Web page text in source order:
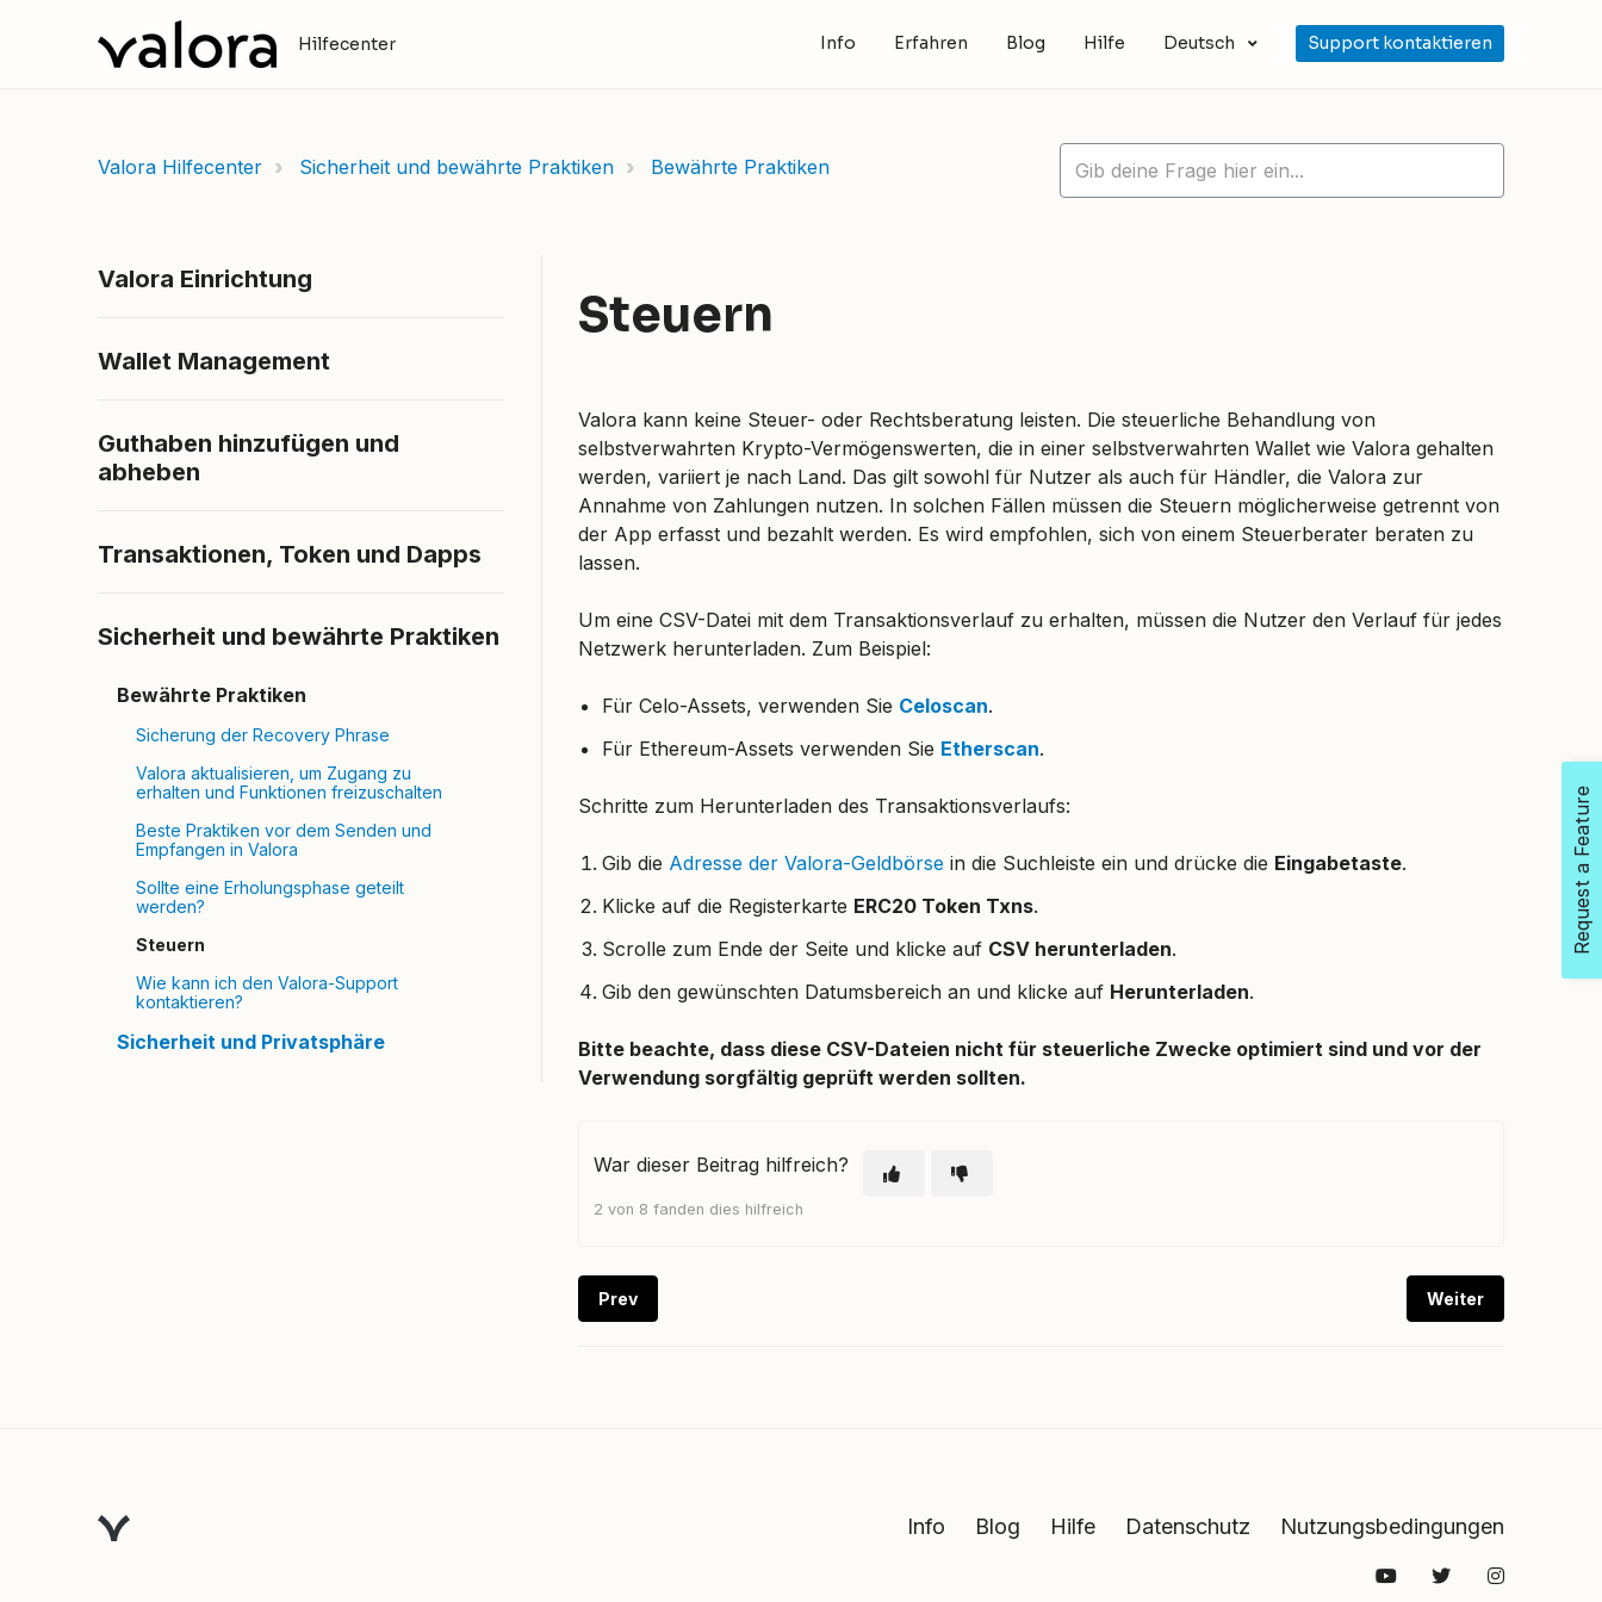
Hilfecenter Info Erfahren Blog Hilfe Deutsch Support kontaktieren
Valora Hilfecenter Sicherheit und bewährte Praktiken Bewährte Praktiken
Valora Einrichtung
Wallet Management
Guthaben hinzufügen und
abheben
Transaktionen, Token und Dapps
Sicherheit und bewährte Praktiken
Bewährte Praktiken
Sicherung der Recovery Phrase
Valora aktualisieren, um Zugang zu
erhalten und Funktionen freizuschalten
Beste Praktiken vor dem Senden und
Empfangen in Valora
Sollte eine Erholungsphase geteilt
werden?
Steuern
Wie kann ich den Valora-Support
kontaktieren?
Sicherheit und Privatsphäre
Steuern
Valora kann keine Steuer- oder Rechtsberatung leisten. Die steuerliche Behandlung von
selbstverwahrten Krypto-Vermögenswerten, die in einer selbstverwahrten Wallet wie Valora gehalten
werden, variiert je nach Land. Das gilt sowohl für Nutzer als auch für Händler, die Valora zur
Annahme von Zahlungen nutzen. In solchen Fällen müssen die Steuern möglicherweise getrennt von
der App erfasst und bezahlt werden. Es wird empfohlen, sich von einem Steuerberater beraten zu
lassen.
Um eine CSV-Datei mit dem Transaktionsverlauf zu erhalten, müssen die Nutzer den Verlauf für jedes
Netzwerk herunterladen. Zum Beispiel:
Für Celo-Assets, verwenden Sie Celoscan.
Für Ethereum-Assets verwenden Sie Etherscan.
Schritte zum Herunterladen des Transaktionsverlaufs:
Gib die Adresse der Valora-Geldbörse in die Suchleiste ein und drücke die Eingabetaste.
Klicke auf die Registerkarte ERC20 Token Txns.
Scrolle zum Ende der Seite und klicke auf CSV herunterladen.
Gib den gewünschten Datumsbereich an und klicke auf Herunterladen.
Bitte beachte, dass diese CSV-Dateien nicht für steuerliche Zwecke optimiert sind und vor der
Verwendung sorgfältig geprüft werden sollten.
War dieser Beitrag hilfreich?
2 von 8 fanden dies hilfreich
Prev Weiter
Info Blog Hilfe Datenschutz Nutzungsbedingungen
Request a Feature